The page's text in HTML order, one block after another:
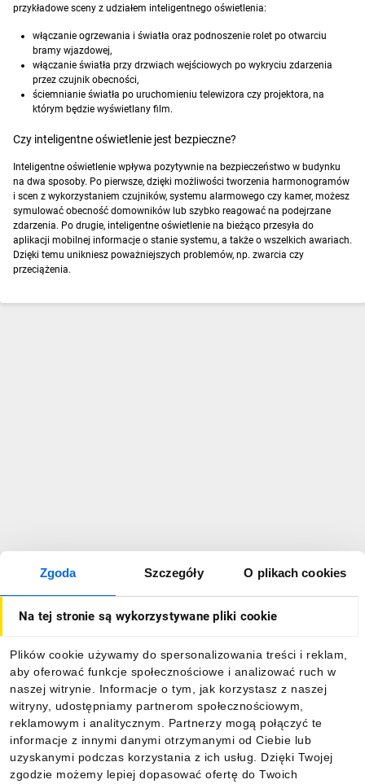
Zgoda Szczegóły O plikach cookies
Na tej stronie są wykorzystywane pliki cookie
Plików cookie używamy do spersonalizowania treści i reklam,
aby oferować funkcje społecznościowe i analizować ruch w
naszej witrynie. Informacje o tym, jak korzystasz z naszej
witryny, udostępniamy partnerom społecznościowym,
reklamowym i analitycznym. Partnerzy mogą połączyć te
informacje z innymi danymi otrzymanymi od Ciebie lub
uzyskanymi podczas korzystania z ich usług. Dzięki Twojej
zgodzie możemy lepiej dopasować ofertę do Twoich
przykładowe sceny z udziałem inteligentnego oświetlenia:
włączanie ogrzewania i światła oraz podnoszenie rolet po otwarciu
bramy wjazdowej,
włączanie światła przy drzwiach wejściowych po wykryciu zdarzenia
przez czujnik obecności,
ściemnianie światła po uruchomieniu telewizora czy projektora, na
którym będzie wyświetlany film.
Czy inteligentne oświetlenie jest bezpieczne?
Inteligentne oświetlenie wpływa pozytywnie na bezpieczeństwo w budynku
na dwa sposoby. Po pierwsze, dzięki możliwości tworzenia harmonogramów
i scen z wykorzystaniem czujników, systemu alarmowego czy kamer, możesz
symulować obecność domowników lub szybko reagować na podejrzane
zdarzenia. Po drugie, inteligentne oświetlenie na bieżąco przesyła do
aplikacji mobilnej informacje o stanie systemu, a także o wszelkich awariach.
Dzięki temu unikniesz poważniejszych problemów, np. zwarcia czy
przeciążenia.